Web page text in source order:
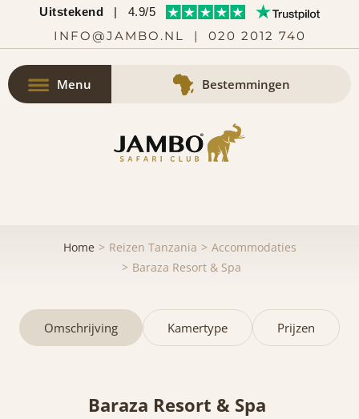
Uitstekend | 4.9/5
INFO@JAMBO.NL | 020 2012 740
Menu Bestemmingen
Home Reizen Tanzania
Accommodaties
Baraza Resort & Spa
Omschrijving Kamertype Prijzen
Baraza Resort & Spa